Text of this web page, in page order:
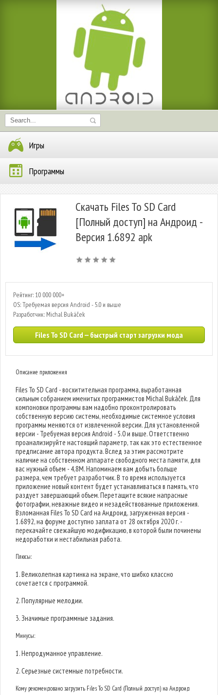
Игры
Программы
Скачать Files To SD Card
[Полный доступ] на Андроид -
Версия 1.6892 apk
Рейтинг: 10 000 000+
OS: Требуемая версия Android - 5.0 и выше
Разработчик: Michal Bukáček
Files To SD Card — быстрый старт загрузки мода
Описание приложения
Files To SD Card - восхитительная программа, выработанная
сильным собранием именитых программистов Michal Bukáček. Для
компоновки программы вам надобно проконтролировать
собственную версию системы, необходимые системное условия
программы меняются от извлеченной версии. Для установленной
версии - Требуемая версия Android - 5.0 и выше. Ответственно
проанализируйте настоящий параметр, так как это естественное
предписание автора продукта. Вслед за этим рассмотрите
наличие на собственном аппарате свободного места памяти, для
вас нужный объем - 4,8M. Напоминаем вам добыть больше
размера, чем требует разработчик. В то время используется
приложение новый контент будет устанавливаться в память, что
раздует завершающий объем. Перетащите всякие напрасные
фотографии, неважные видео и незадействованные приложения.
Взломанная Files To SD Card на Андроид, загруженная версия -
1.6892, на форуме доступно заплата от 28 октября 2020 г. -
перекачайте свежайшую модификацию, в которой были починены
недоработки и нестабильная работа.
Плюсы:
1. Великолепная картинка на экране, что шибко классно
сочетается с программой.
2. Популярные мелодии.
3. Значимые программные задания.
Минусы:
1. Непродуманное управление.
2. Серьезные системные потребности.
Кому рекомендовано загрузить Files To SD Card (Полный доступ) на Андроид